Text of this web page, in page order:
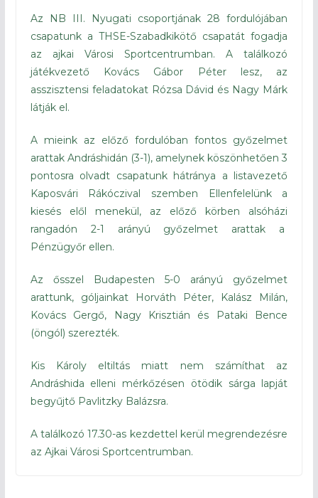
Az NB III. Nyugati csoportjának 28 fordulójában
csapatunk a THSE-Szabadkikötő csapatát fogadja
az ajkai Városi Sportcentrumban. A találkozó
játékvezető Kovács Gábor Péter lesz, az
asszisztensi feladatokat Rózsa Dávid és Nagy Márk
látják el.
A mieink az előző fordulóban fontos győzelmet
arattak Andráshidán (3-1), amelynek köszönhetően 3
pontosra olvadt csapatunk hátránya a listavezető
Kaposvári Rákóczival szemben Ellenfelelünk a
kiesés elől menekül, az előző körben alsóházi
rangadón 2-1 arányú győzelmet arattak a
Pénzügyőr ellen.
Az ősszel Budapesten 5-0 arányú győzelmet
arattunk, góljainkat Horváth Péter, Kalász Milán,
Kovács Gergő, Nagy Krisztián és Pataki Bence
(öngól) szerezték.
Kis Károly eltiltás miatt nem számíthat az
Andráshida elleni mérkőzésen ötödik sárga lapját
begyűjtő Pavlitzky Balázsra.
A találkozó 17.30-as kezdettel kerül megrendezésre
az Ajkai Városi Sportcentrumban.